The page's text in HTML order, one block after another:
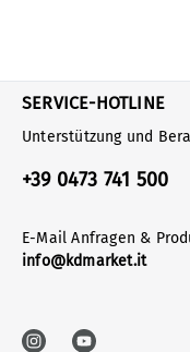
SERVICE-HOTLINE
Unterstützung und
+39 0473 741 500
E-Mail Anfragen &
info@kdmarket.it